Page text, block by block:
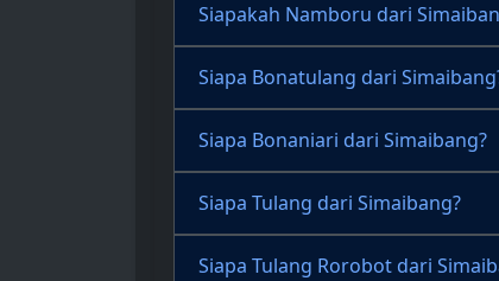
Siapakah Namboru dari
Siapa Bonatulang dari
Siapa Bonaniari dari Simaibang?
Siapa Tulang dari Simaibang?
Siapa Tulang Rorobot dari